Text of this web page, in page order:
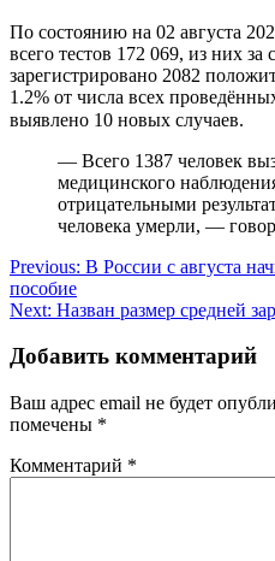
По состоянию на 02 августа
всего тестов 172 069, из них за
зарегистрировано 2082
1.2% от числа всех
выявлено 10 новых случаев.⠀
— Всего 1387 человек
медицинского
отрицательными
человека умерли, —
Навигация
по
Previous: В России с августа
пособие
Next: Назван размер средней
Добавить комментарий
Ваш адрес email не будет
помечены *
Комментарий *